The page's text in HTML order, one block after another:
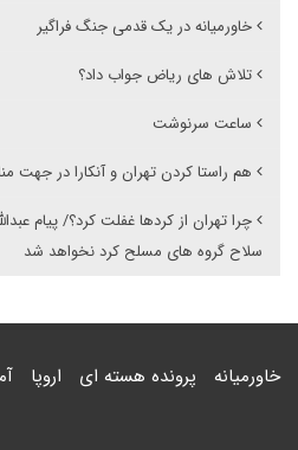
خاورمیانه در یک قدمی جنگ فراگیر
تلاش های ریاض جواب داد؟
ساعت سرنوشت
هم راستا کردن تهران و آنکارا در جهت
چرا تهران از کردها غفلت کرد؟/ پیام
سلاح گروه های مسلح کرد نخواهد شد
خاورمیانه پرونده هسته ای اروپا